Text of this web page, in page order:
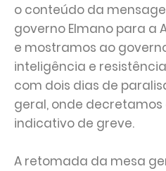
o conteúdo da
governo Elmano para a
e mostramos ao
inteligência e
com dois dias de
geral, onde
indicativo de greve.
A retomada da mesa